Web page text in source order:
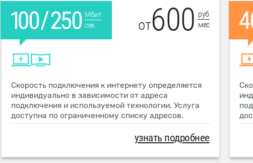
Мбит
сек
от600 руб
мес
Скорость подключения к интернету определяется
индивидуально в зависимости от адреса
подключения и используемой технологии. Услуга
доступна по ограниченному списку адресов.
узнать подробнее